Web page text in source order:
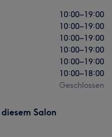
10:00–19:00
10:00–19:00
10:00–19:00
10:00–19:00
10:00–19:00
10:00–18:00
Geschlossen
Salon